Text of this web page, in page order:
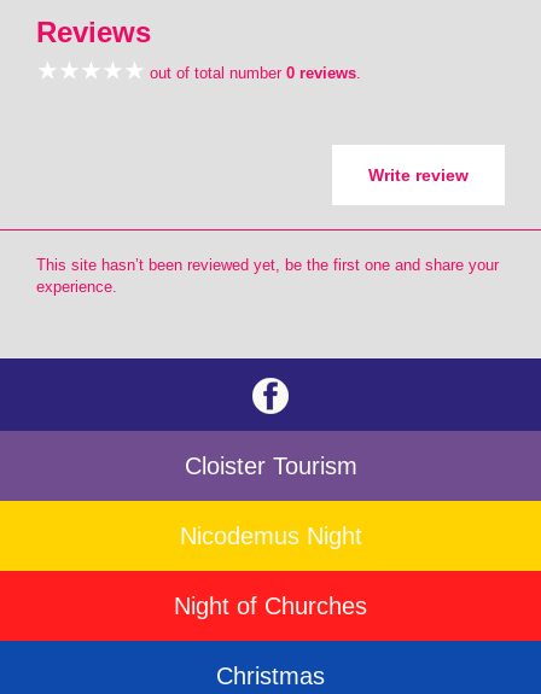
Reviews
out of total number 0 reviews.
Write review
This site hasn’t been reviewed yet, be the first one and share your
experience.
Cloister Tourism
Nicodemus Night
Night of Churches
Christmas